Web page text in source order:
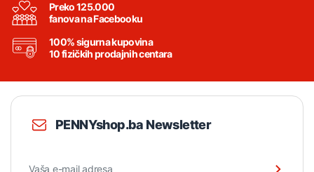
Preko 125.000
fanova na Facebooku
100% sigurna kupovina
10 fizičkih prodajnih centara
PENNYshop.ba Newsletter